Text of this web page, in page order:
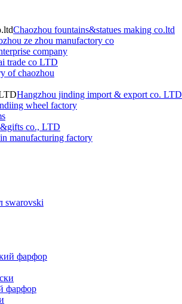
Chaozhou fountains&statues making co.ltd
ze zhou manufactory co
company
trade co LTD
of chaozhou
Hangzhou jinding import & export co. LTD
wheel factory
co., LTD
manufacturing factory
swarovski
фарфор
фарфор